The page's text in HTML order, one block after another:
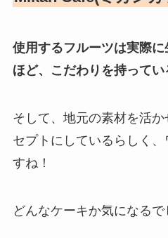
使用するフルーツは実際
ほど、こだわりを持ってい
そして、地元の素材を活
セプトにしているらしく
すね！
どんなケーキか気になるで